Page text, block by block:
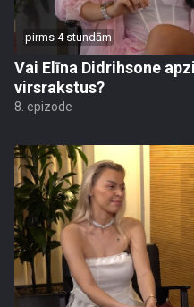
pirms 4 stundām
Vai Elīna Didrihsone
virsrakstus?
8. epizode